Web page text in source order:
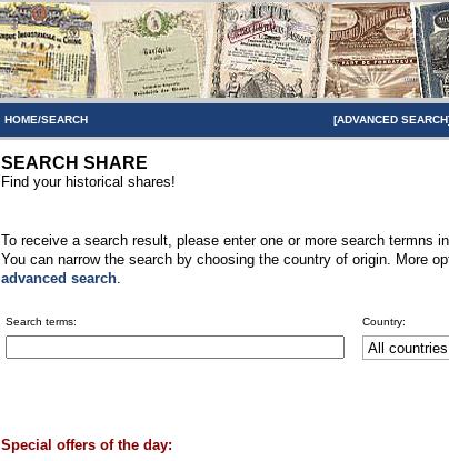
HOME/SEARCH [ADVANCED SEARCH
SEARCH SHARE
Find your historical shares!
To receive a search result, please enter one or more search termns
You can narrow the search by choosing the country of origin. More
advanced search.
Search terms: Country:
Special offers of the day: